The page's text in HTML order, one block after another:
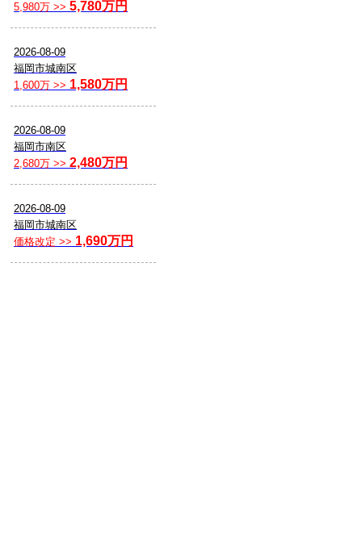
5,980万 >> 5,780万円
2026-08-09
福岡市城南区
1,600万 >> 1,580万円
2026-08-09
福岡市南区
2,680万 >> 2,480万円
2026-08-09
福岡市城南区
価格改定 >> 1,690万円